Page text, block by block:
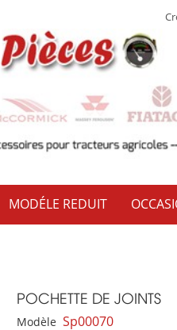
MODÉLE REDUIT
POCHETTE DE JOINTS
Modèle Sp00070